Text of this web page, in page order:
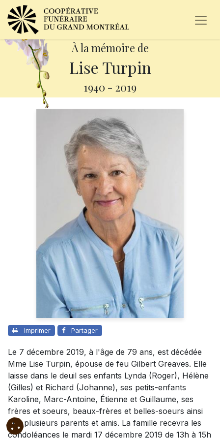
À la mémoire de
Lise Turpin
1940 - 2019
Imprimer Partager
Le 7 décembre 2019, à l'âge de 79 ans, est décédée
Mme Lise Turpin, épouse de feu Gilbert Greaves. Elle
laisse dans le deuil ses enfants Lynda (Roger), Hélène
(Gilles) et Richard (Johanne), ses petits-enfants
Karoline, Marc-Antoine, Étienne et Guillaume, ses
frères et soeurs, beaux-frères et belles-soeurs ainsi
que plusieurs parents et amis. La famille recevra les
condoléances le mardi 17 décembre 2019 de 13h à 15h